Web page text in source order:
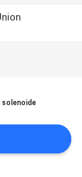
solenoide